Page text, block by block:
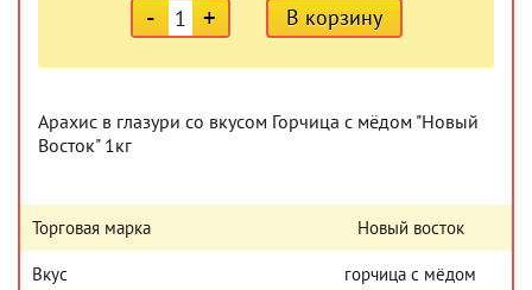
- + В корзину
Арахис в глазури со вкусом Горчица с мёдом "Новый
Восток" 1кг
Торговая марка Новый восток
Вкус горчица с мёдом